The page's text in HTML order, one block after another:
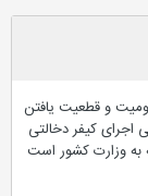
و قطعیت یافتن
کیفر دخالتی
به وزارت کشور است